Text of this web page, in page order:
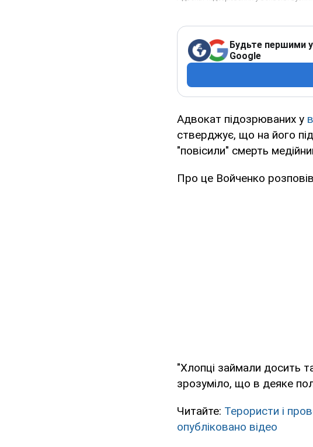
Будьте першими у
Google
Адвокат підозрюваних у
стверджує, що на його
"повісили" смерть
Про це Войченко
"Хлопці займали досить
зрозуміло, що в деяке
Читайте: Терористи і
опубліковано відео